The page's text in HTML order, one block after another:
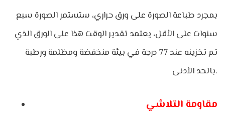
بمجرد طباعة الصورة على ورق حراري، ستستمر الصورة سبع
سنوات على الأقل، يعتمد تقدير الوقت هذا على الورق الذي
تم تخزينه عند 77 درجة في بيئة منخفضة ومظلمة ورطبة
بالحد الأدنى.
مقاومة التلاشي